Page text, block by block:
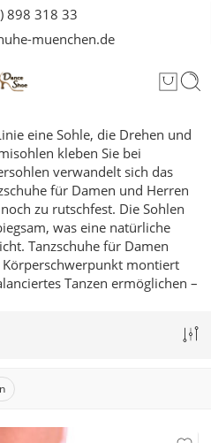
898 318 33
muenchen.de
eine Sohle, die Drehen und
kleben Sie bei
verwandelt sich das
für Damen und Herren
zu rutschfest. Die Sohlen
was eine natürliche
Tanzschuhe für Damen
Körperschwerpunkt montiert
Tanzen ermöglichen –